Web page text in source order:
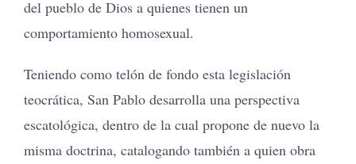
del pueblo de Dios a quienes tienen un
comportamiento homosexual.
Teniendo como telón de fondo esta legislación
teocrática, San Pablo desarrolla una perspectiva
escatológica, dentro de la cual propone de nuevo la
misma doctrina, catalogando también a quien obra